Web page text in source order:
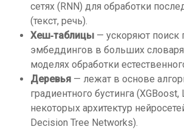
сетях (RNN) для обработки
(текст, речь).
Хеш‑таблицы — ускоряют поиск
эмбеддингов в больших
моделях обработки
Деревья — лежат в основе
градиентного бустинга (XGBoost,
некоторых архитектур
Decision Tree Networks).